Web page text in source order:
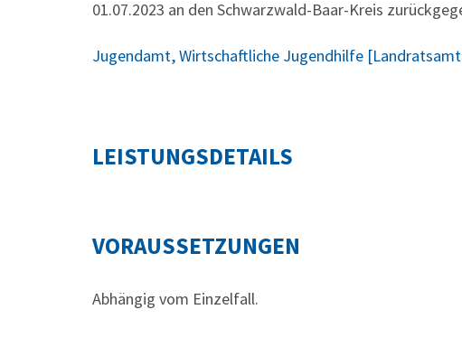
01.07.2023 an den Schwarzwald-Baar-Kreis
Jugendamt, Wirtschaftliche Jugendhilfe
LEISTUNGSDETAILS
VORAUSSETZUNGEN
Abhängig vom Einzelfall.